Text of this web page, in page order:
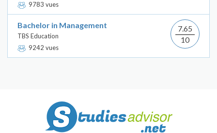
9783 vues
Bachelor in Management
TBS Education
9242 vues
7.65
10